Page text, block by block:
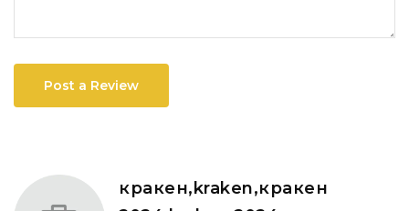
Post a Review
кракен,kraken,кракен